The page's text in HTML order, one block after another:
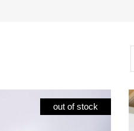
out of stock